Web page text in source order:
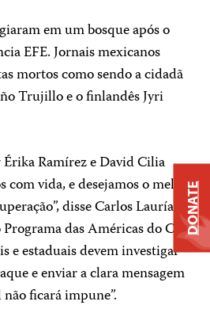
em um bosque após o
EFE. Jornais mexicanos
mortos como sendo a cidadã
Trujillo e o finlandês Jyri
Ramírez e David Cilia
com vida, e desejamos o melhor
disse Carlos Lauría,
das Américas do CPJ.
e estaduais devem investigar
e enviar a clara mensagem
ficará impune”.
DONATE